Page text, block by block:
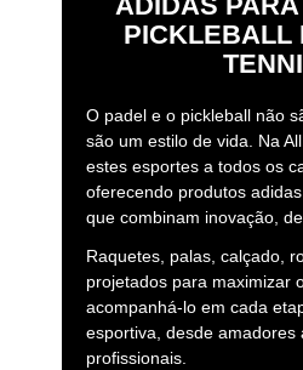
PICKLEBALL
O padel e o pickleball não
são um estilo de vida. Na
estes esportes a todos os
oferecendo produtos
que combinam inovação,
Raquetes, palas, calçado,
projetados para maximizar
acompanhá-lo em cada
esportiva, desde amadores
profissionais.